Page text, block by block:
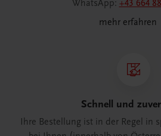
WhatsApp: +43 664
mehr erfahren
Schnell und
Ihre Bestellung ist in der Regel in